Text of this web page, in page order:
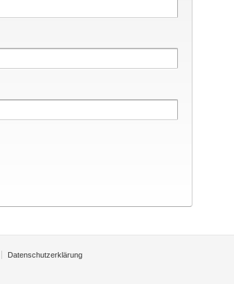
Datenschutzerklärung